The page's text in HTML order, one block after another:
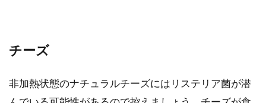
チーズ
非加熱状態のナチュラルチーズにはリステリア菌が潜